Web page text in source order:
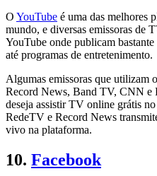
O YouTube é uma das melhores
mundo, e diversas emissoras de
YouTube onde publicam
até programas de entretenimento.
Algumas emissoras que utilizam
Record News, Band TV, CNN e
deseja assistir TV online grátis
RedeTV e Record News
vivo na plataforma.
10. Facebook